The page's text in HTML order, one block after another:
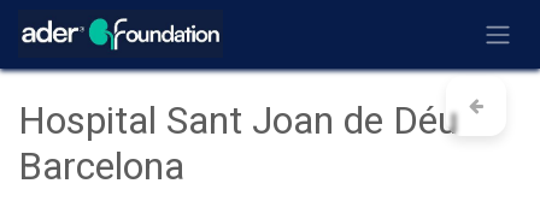
Ir al contenido
Hospital Sant Joan de Déu
Barcelona